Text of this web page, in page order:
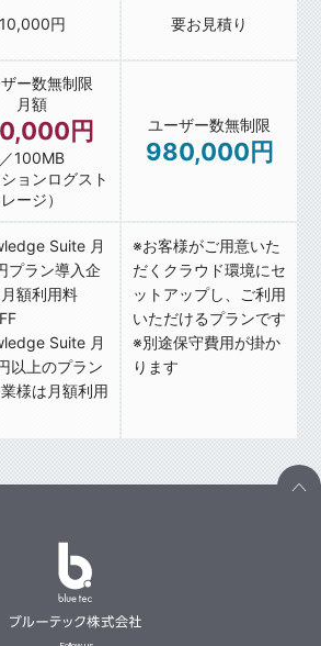
10,000円 要お見積り
ー数無制限
月額
円
／100MB
ションログスト
レージ）
ユーザー数無制限
980,000円
Suite 月
プラン導入企
額利用料
Suite 月
以上のプラン
様は月額利用
※お客様がご用意いた
だくクラウド環境にセ
ットアップし、ご利用
いただけるプランです
※別途保守費用が掛か
ります